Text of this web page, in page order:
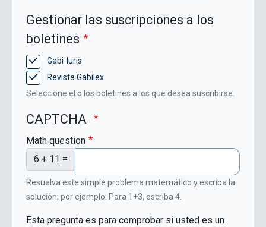
Gestionar las suscripciones a los
boletines
Gabi-Iuris
Revista Gabilex
Seleccione el o los boletines a los que desea suscribirse.
CAPTCHA
Math question
6 + 11 =
Resuelva este simple problema matemático y escriba la
solución; por ejemplo: Para 1+3, escriba 4.
Esta pregunta es para comprobar si usted es un